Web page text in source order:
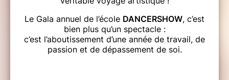
Le Gala annuel de l’école DANCERSHOW, c’est
bien plus qu’un spectacle :
c’est l’aboutissement d’une année de travail, de
passion et de dépassement de soi.